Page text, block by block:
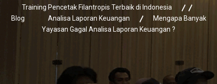
Training Pencetak Filantropis Terbaik di Indonesia
Blog
Analisa Laporan Keuangan
Mengapa Banyak
Yayasan Gagal Analisa Laporan Keuangan ?